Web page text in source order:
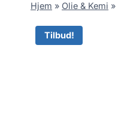
Hjem » Olie & Kemi »
Tilbud!